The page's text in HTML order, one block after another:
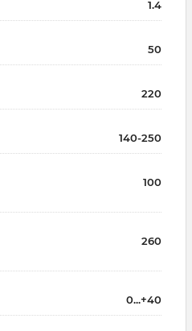
1.4
50
220
140-250
100
260
0...+40